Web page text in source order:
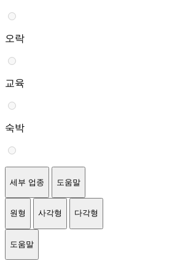
오락
교육
숙박
세부 업종 도움말
원형 사각형 다각형
도움말